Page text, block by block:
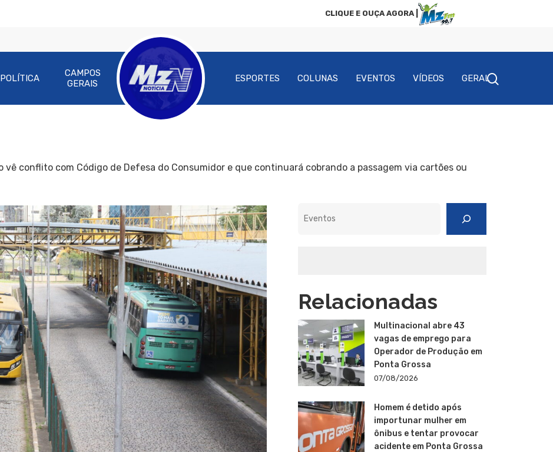
CLIQUE E OUÇA AGORA |
POLÍTICA
CAMPOS
GERAIS
ESPORTES COLUNAS EVENTOS VÍDEOS GERAL
vê conflito com Código de Defesa do Consumidor e que continuará cobrando a passagem via cartões ou
Relacionadas
Multinacional abre 43
vagas de emprego para
Operador de Produção em
Ponta Grossa
07/08/2026
Homem é detido após
importunar mulher em
ônibus e tentar provocar
acidente em Ponta Grossa